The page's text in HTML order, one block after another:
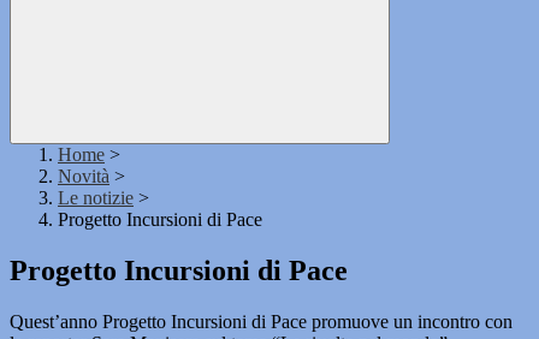
Home >
Novità >
Le notizie >
Progetto Incursioni di Pace
Progetto Incursioni di Pace
Quest’anno Progetto Incursioni di Pace promuove un incontro con